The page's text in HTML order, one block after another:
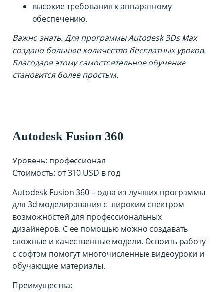
высокие требования к аппаратному
обеспечению.
Важно знать. Для программы Autodesk 3Ds Max
создано большое количество бесплатных уроков.
Благодаря этому самостоятельное обучение
становится более простым.
Autodesk Fusion 360
Уровень: профессионал
Стоимость: от 310 USD в год
Autodesk Fusion 360 – одна из лучших программы
для 3d моделирования с широким спектром
возможностей для профессиональных
дизайнеров. С ее помощью можно создавать
сложные и качественные модели. Освоить работу
с софтом помогут многочисленные видеоуроки и
обучающие материалы.
Преимущества: